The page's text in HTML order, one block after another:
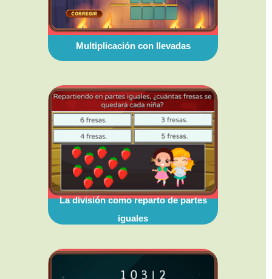
Multiplicación con llevadas
La división como reparto de partes
iguales